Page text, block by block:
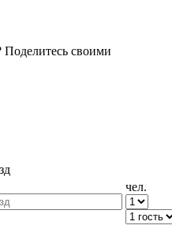
Поделитесь своими
чел.